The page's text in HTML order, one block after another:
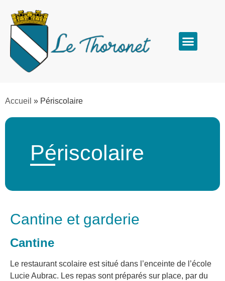
Accueil » Périscolaire
Périscolaire
Cantine et garderie
Cantine
​Le restaurant scolaire est situé dans l’enceinte de l’école
Lucie Aubrac. Les repas sont préparés sur place, par du